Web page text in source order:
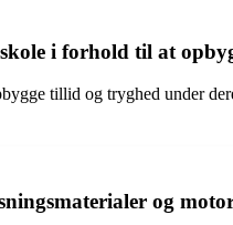
i forhold til at
tillid og tryghed under
og